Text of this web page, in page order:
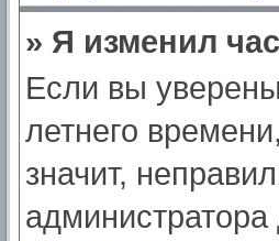
» Я изменил
Если вы
летнего
значит,